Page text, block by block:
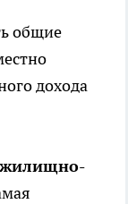
общие
дохода
жилищно-